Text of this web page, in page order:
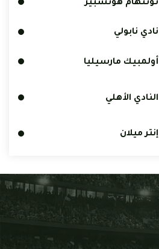
توتنهام هوتسبير
نادي نابولي
أولمبيك مارسيليا
النادي الأهلي
إنتر ميلان